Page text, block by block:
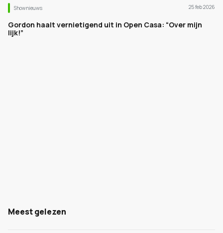
Shownieuws 25 feb 2026
Gordon haalt vernietigend uit in Open Casa: “Over mijn
lijk!”
Meest gelezen